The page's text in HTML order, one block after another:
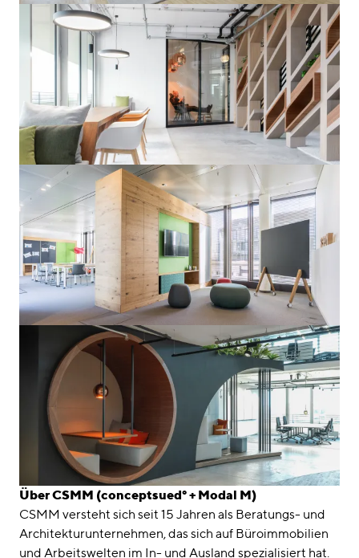
Über CSMM (conceptsued° + Modal M)
CSMM versteht sich seit 15 Jahren als Beratungs- und
Architekturunternehmen, das sich auf Büroimmobilien
und Arbeitswelten im In- und Ausland spezialisiert hat.